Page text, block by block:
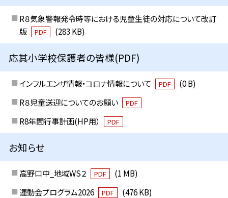
R８気象警報発令時等における児童生徒の対応について改訂
版
PDF (283 KB)
応其小学校保護者の皆様(PDF)
インフルエンザ情報・コロナ情報について PDF
(0 B)
R８児童送迎についてのお願い
PDF
R8年間行事計画(HP用） PDF
お知らせ
高野口中_地域WS２ PDF
(1 MB)
運動会プログラム2026
PDF (476 KB)